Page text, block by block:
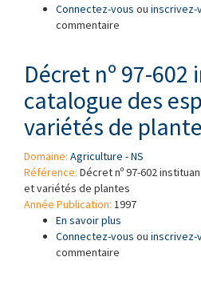
du Comité
Connectez-vous ou inscrivez-
commentaire
Décret nº 97-
catalogue des
variétés de
Domaine: Agriculture - NS
Référence: Décret nº 97-602
et variétés de plantes
Année Publication: 1997
En savoir plus
catalogue des
Connectez-vous ou inscrivez-
commentaire